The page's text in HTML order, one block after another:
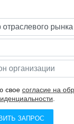
свое согласие на
ЗАПРОС